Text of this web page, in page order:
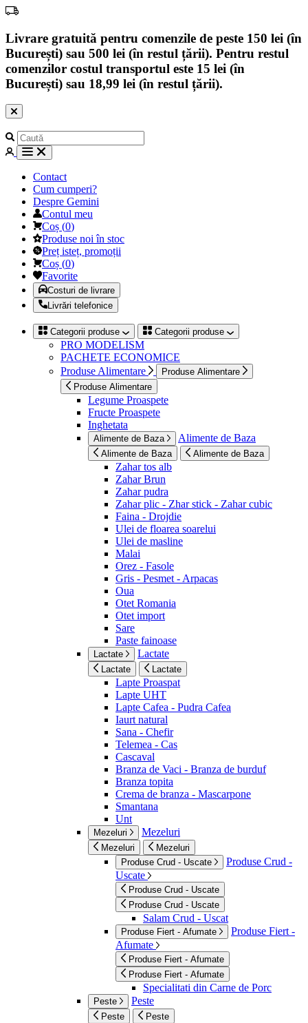
Livrare gratuită pentru comenzile de peste 150 lei (în
București) sau 500 lei (în restul țării). Pentru restul
comenzilor costul transportul este 15 lei (în
București) sau 18,99 lei (în restul țării).
Contact
Cum cumperi?
Despre Gemini
Contul meu
Coș (0)
Produse noi în stoc
Preț isteț, promoții
Coș (0)
Favorite
Costuri de livrare
Livrări telefonice
Categorii produse Categorii produse
PRO MODELISM
PACHETE ECONOMICE
Produse Alimentare
Produse Alimentare
Produse Alimentare
Legume Proaspete
Fructe Proaspete
Inghetata
Alimente de Baza Alimente de Baza
Alimente de Baza Alimente de Baza
Zahar tos alb
Zahar Brun
Zahar pudra
Zahar plic - Zhar stick - Zahar cubic
Faina - Drojdie
Ulei de floarea soarelui
Ulei de masline
Malai
Orez - Fasole
Gris - Pesmet - Arpacas
Oua
Otet Romania
Otet import
Sare
Paste fainoase
Lactate Lactate
Lactate Lactate
Lapte Proaspat
Lapte UHT
Lapte Cafea - Pudra Cafea
Iaurt natural
Sana - Chefir
Telemea - Cas
Cascaval
Branza de Vaci - Branza de burduf
Branza topita
Crema de branza - Mascarpone
Smantana
Unt
Mezeluri Mezeluri
Mezeluri
Mezeluri
Produse Crud - Uscate
Produse Crud -
Uscate
Produse Crud - Uscate
Produse Crud - Uscate
Salam Crud - Uscat
Produse Fiert - Afumate
Produse Fiert -
Afumate
Produse Fiert - Afumate
Produse Fiert - Afumate
Specialitati din Carne de Porc
Peste Peste
Peste Peste